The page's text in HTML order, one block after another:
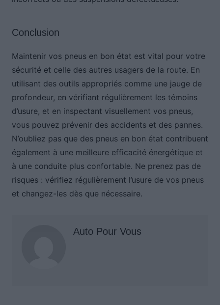
Conclusion
Maintenir vos pneus en bon état est vital pour votre
sécurité et celle des autres usagers de la route. En
utilisant des outils appropriés comme une jauge de
profondeur, en vérifiant régulièrement les témoins
d’usure, et en inspectant visuellement vos pneus,
vous pouvez prévenir des accidents et des pannes.
N’oubliez pas que des pneus en bon état contribuent
également à une meilleure efficacité énergétique et
à une conduite plus confortable. Ne prenez pas de
risques : vérifiez régulièrement l’usure de vos pneus
et changez-les dès que nécessaire.
Auto Pour Vous